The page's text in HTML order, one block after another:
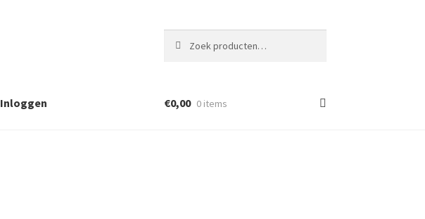
naar:
Inloggen €0,00 0 items